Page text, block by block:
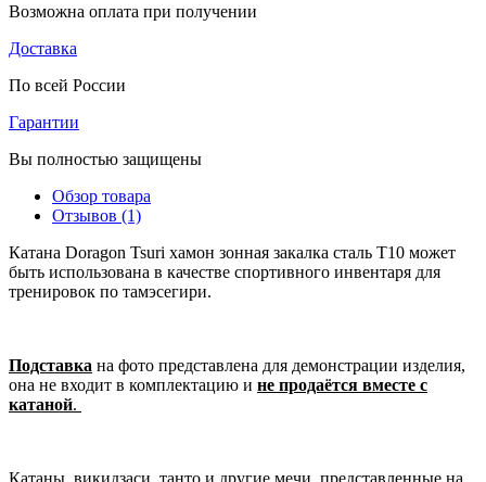
Возможна оплата при получении
Доставка
По всей России
Гарантии
Вы полностью защищены
Обзор товара
Отзывов (1)
Катана Doragon Tsuri хамон зонная закалка сталь T10 может
быть использована в качестве спортивного инвентаря для
тренировок по тамэсегири.
Подставка на фото представлена для демонстрации изделия,
она не входит в комплектацию и не продаётся вместе с
катаной.
Катаны, викидзаси, танто и другие мечи, представленные на